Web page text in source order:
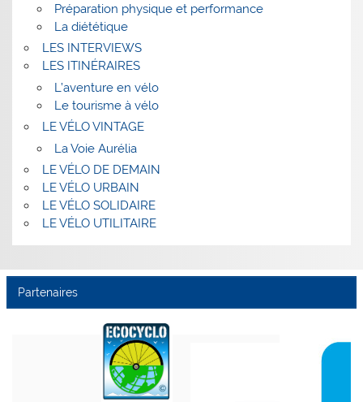
Préparation physique et performance
La diététique
LES INTERVIEWS
LES ITINÉRAIRES
L’aventure en vélo
Le tourisme à vélo
LE VÉLO VINTAGE
La Voie Aurélia
LE VÉLO DE DEMAIN
LE VÉLO URBAIN
LE VÉLO SOLIDAIRE
LE VÉLO UTILITAIRE
Partenaires